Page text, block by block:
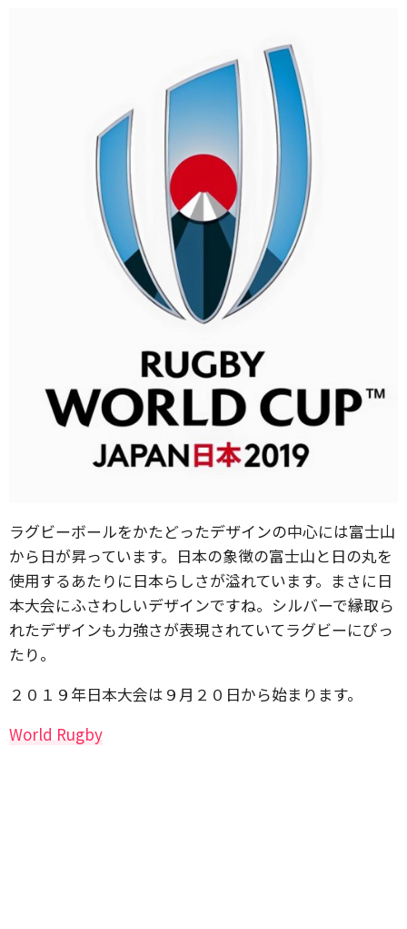
ラグビーボールをかたどったデザインの中心には富士山
から日が昇っています。日本の象徴の富士山と日の丸を
使用するあたりに日本らしさが溢れています。まさに日
本大会にふさわしいデザインですね。シルバーで縁取ら
れたデザインも力強さが表現されていてラグビーにぴっ
たり。
２０１９年日本大会は９月２０日から始まります。
World Rugby